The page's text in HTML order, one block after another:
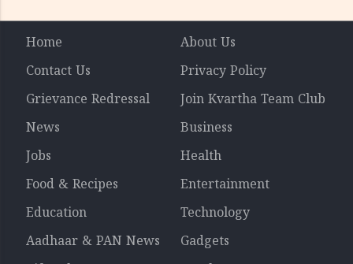
Home
About Us
Contact Us
Privacy Policy
Grievance Redressal
Join Kvartha Team Club
News
Business
Jobs
Health
Food & Recipes
Entertainment
Education
Technology
Aadhaar & PAN News
Gadgets